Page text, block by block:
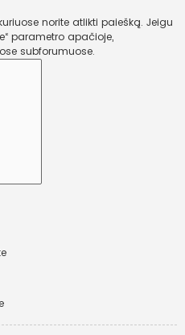
norite atlikti paiešką. Jeigu
subforumuose.